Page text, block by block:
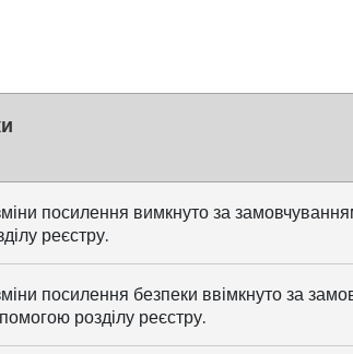
посилення вимкнуто за
реєстру.
посилення безпеки ввімкнуто за
розділу реєстру.